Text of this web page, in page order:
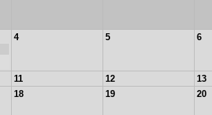
4 5 6
11 12
13
18 19 20